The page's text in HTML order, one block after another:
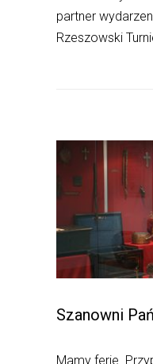
partner
Rzeszowski
Szanowni
Mamy ferie.